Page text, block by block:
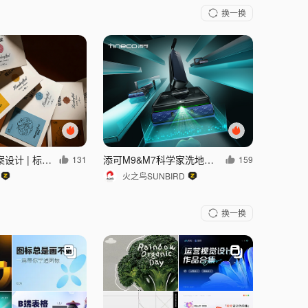
换一换
稻花村品牌全案设计 | 标志/VI/包装/空间 131 添可M9&M7科学家洗地机/吸尘器详情页/策略视觉全案
159
火之鸟SUNBIRD
换一换